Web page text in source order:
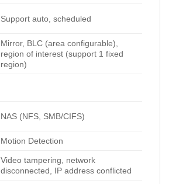
Support auto, scheduled
Mirror, BLC (area configurable),
region of interest (support 1 fixed
region)
NAS (NFS, SMB/CIFS)
Motion Detection
Video tampering, network
disconnected, IP address conflicted